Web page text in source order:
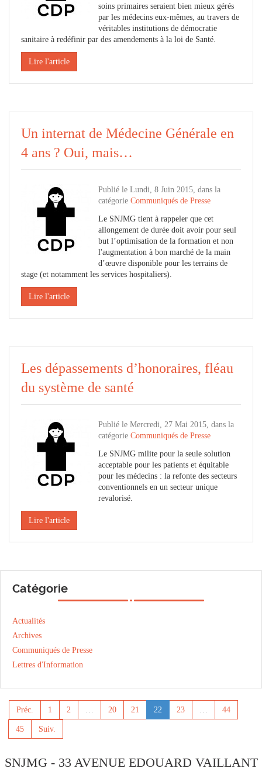
soins primaires seraient bien mieux gérés
par les médecins eux-mêmes, au travers de
véritables institutions de démocratie
sanitaire à redéfinir par des amendements à la loi de Santé.
Lire l'article
Un internat de Médecine Générale en
4 ans ? Oui, mais…
Publié le Lundi, 8 Juin 2015, dans la
catégorie Communiqués de Presse
Le SNJMG tient à rappeler que cet
allongement de durée doit avoir pour seul
but l’optimisation de la formation et non
l'augmentation à bon marché de la main
d’œuvre disponible pour les terrains de
stage (et notamment les services hospitaliers).
Lire l'article
Les dépassements d’honoraires, fléau
du système de santé
Publié le Mercredi, 27 Mai 2015, dans la
catégorie Communiqués de Presse
Le SNJMG milite pour la seule solution
acceptable pour les patients et équitable
pour les médecins : la refonte des secteurs
conventionnels en un secteur unique
revalorisé.
Lire l'article
Catégorie
Actualités
Archives
Communiqués de Presse
Lettres d'Information
Préc. 1 2 … 20 21 22 23 … 44
45 Suiv.
SNJMG - 33 AVENUE EDOUARD VAILLANT